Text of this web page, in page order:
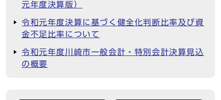
元年度決算版）
令和元年度決算に基づく健全化判断比率及び資
金不足比率について
令和元年度川崎市一般会計・特別会計決算見込
の概要